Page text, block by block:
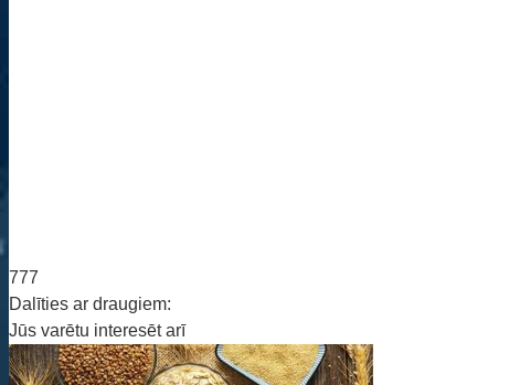
777
Dalīties ar draugiem:
Jūs varētu interesēt arī